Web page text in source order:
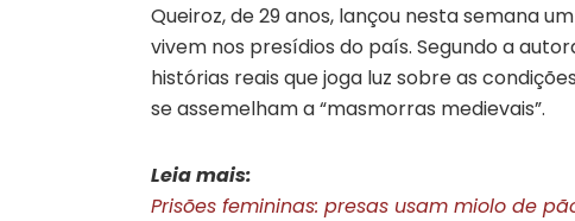
Queiroz, de 29 anos, lançou nesta semana
vivem nos presídios do país. Segundo a
histórias reais que joga luz sobre as
se assemelham a “masmorras medievais”.
Leia mais:
Prisões femininas: presas usam miolo de